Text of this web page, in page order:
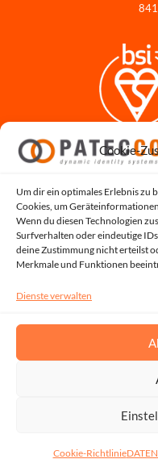
Cookie-
Um dir ein optimales Erlebnis zu
Cookies, um
Wenn du diesen Technologien
Surfverhalten oder eindeutige
deine Zustimmung nicht erteilst
Merkmale und Funktionen
Dienste verwalten
Cookie-Richtlinie
Impressum
Datenschutz für Bewerbungen
Cookie-Richtlinie
Hinweisgeber-Portal
Systemstatus